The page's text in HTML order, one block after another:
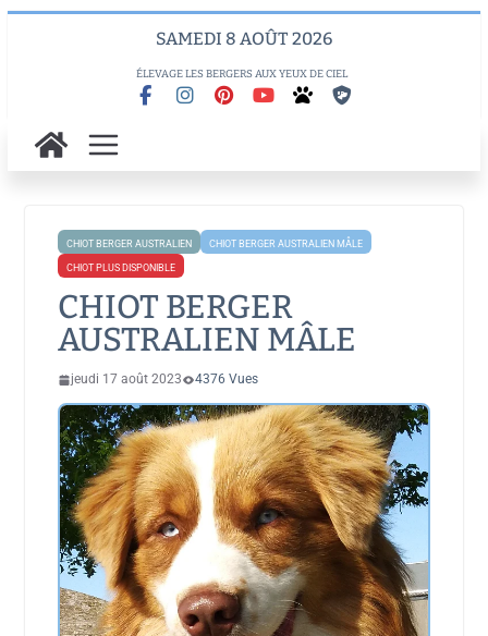
SAMEDI 8 AOÛT 2026
ÉLEVAGE LES BERGERS AUX YEUX DE CIEL
CHIOT BERGER AUSTRALIEN CHIOT BERGER AUSTRALIEN MÂLE
CHIOT PLUS DISPONIBLE
CHIOT BERGER
AUSTRALIEN MÂLE
jeudi 17 août 2023 4376 Vues